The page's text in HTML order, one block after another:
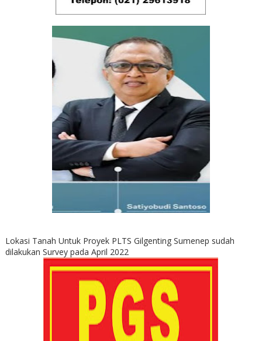
Lokasi Tanah Untuk Proyek PLTS Gilgenting Sumenep sudah
dilakukan Survey pada April 2022